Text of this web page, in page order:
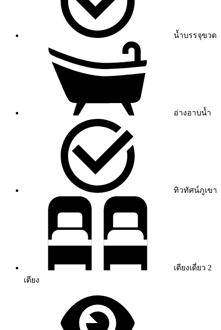
น้ำบรรจุขวด
อ่างอาบน้ำ
ทิวทัศน์ภูเขา
เตียงเดี่ยว 2
เตียง